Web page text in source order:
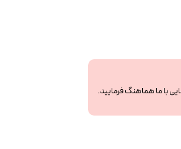
با ما هماهنگ فرمایید.